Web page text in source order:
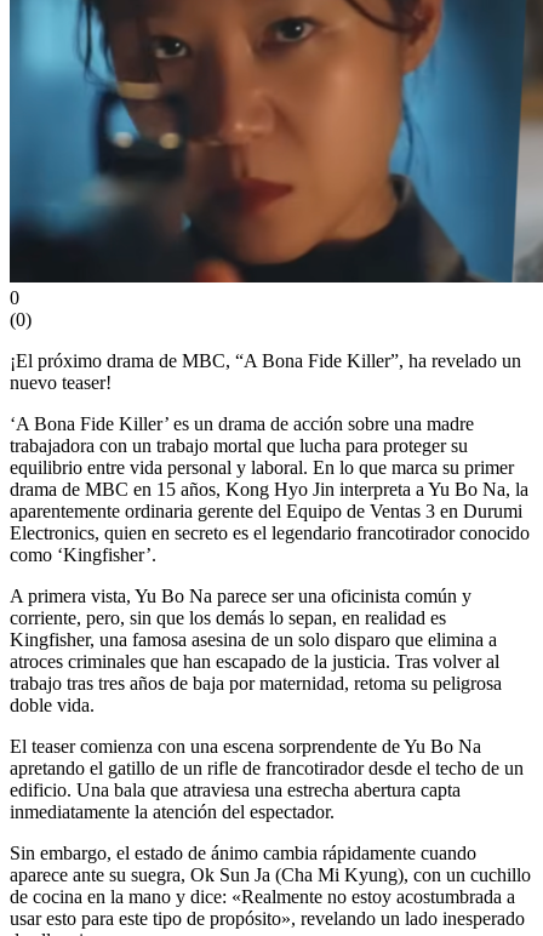
0
(0)
¡El próximo drama de MBC, “A Bona Fide Killer”, ha revelado un
nuevo teaser!
‘A Bona Fide Killer’ es un drama de acción sobre una madre
trabajadora con un trabajo mortal que lucha para proteger su
equilibrio entre vida personal y laboral. En lo que marca su primer
drama de MBC en 15 años, Kong Hyo Jin interpreta a Yu Bo Na, la
aparentemente ordinaria gerente del Equipo de Ventas 3 en Durumi
Electronics, quien en secreto es el legendario francotirador conocido
como ‘Kingfisher’.
A primera vista, Yu Bo Na parece ser una oficinista común y
corriente, pero, sin que los demás lo sepan, en realidad es
Kingfisher, una famosa asesina de un solo disparo que elimina a
atroces criminales que han escapado de la justicia. Tras volver al
trabajo tras tres años de baja por maternidad, retoma su peligrosa
doble vida.
El teaser comienza con una escena sorprendente de Yu Bo Na
apretando el gatillo de un rifle de francotirador desde el techo de un
edificio. Una bala que atraviesa una estrecha abertura capta
inmediatamente la atención del espectador.
Sin embargo, el estado de ánimo cambia rápidamente cuando
aparece ante su suegra, Ok Sun Ja (Cha Mi Kyung), con un cuchillo
de cocina en la mano y dice: «Realmente no estoy acostumbrada a
usar esto para este tipo de propósito», revelando un lado inesperado